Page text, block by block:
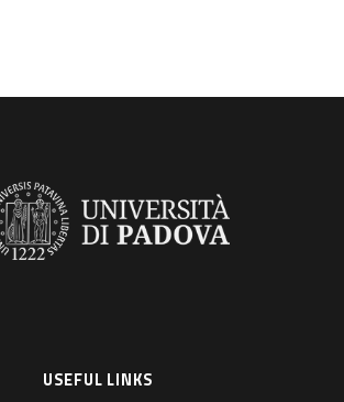
USEFUL LINKS